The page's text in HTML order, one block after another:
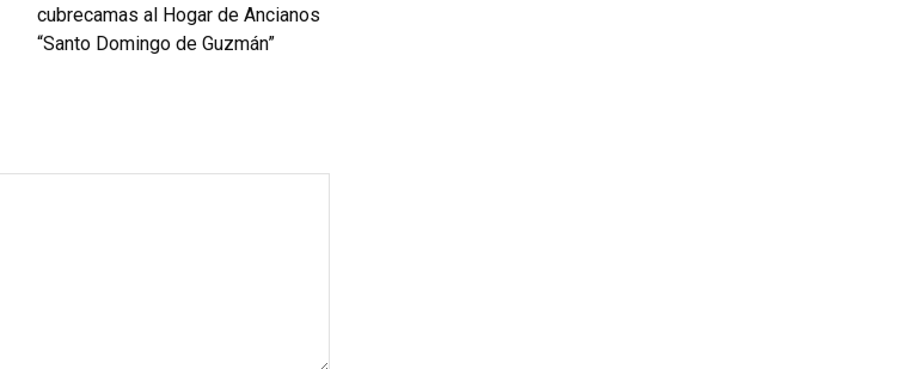
cubrecamas al Hogar de Ancianos
“Santo Domingo de Guzmán”